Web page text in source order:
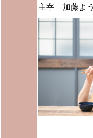
主宰 加藤よ